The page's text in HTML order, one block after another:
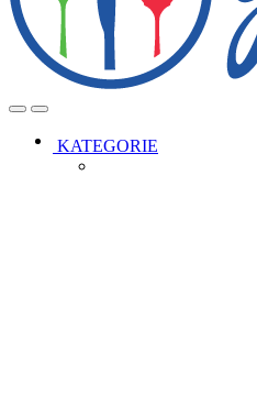
OpenClose
KATEGORIE